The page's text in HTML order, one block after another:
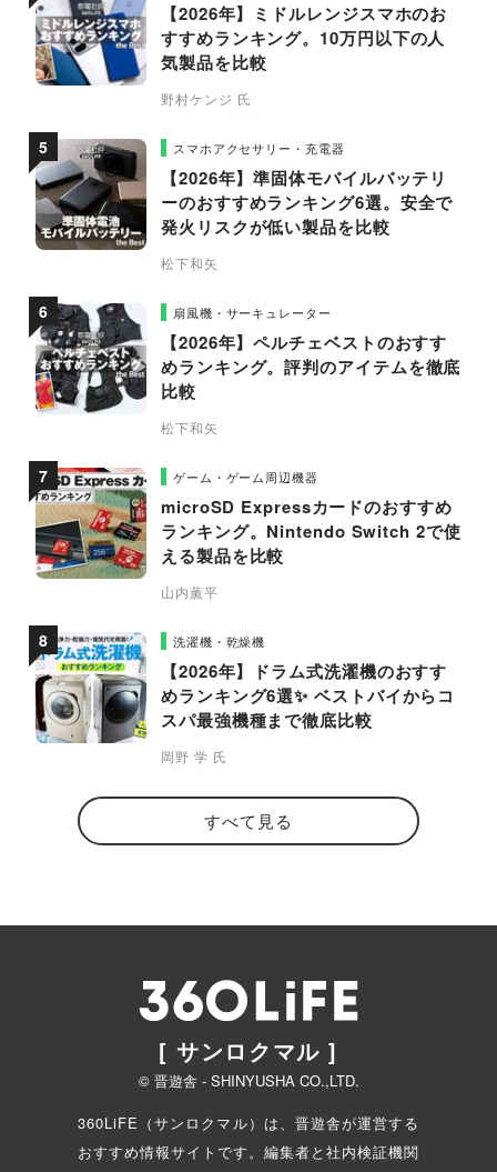
【2026年】ミドルレンジスマホのお
すすめランキング。10万円以下の人
気製品を比較
野村ケンジ 氏
スマホアクセサリー・充電器
【2026年】準固体モバイルバッテリ
ーのおすすめランキング6選。安全で
発火リスクが低い製品を比較
松下和矢
扇風機・サーキュレーター
【2026年】ペルチェベストのおすす
めランキング。評判のアイテムを徹底
比較
松下和矢
ゲーム・ゲーム周辺機器
microSD Expressカードのおすすめ
ランキング。Nintendo Switch 2で使
える製品を比較
山内薫平
洗濯機・乾燥機
【2026年】ドラム式洗濯機のおすす
めランキング6選✨ ベストバイからコ
スパ最強機種まで徹底比較
岡野 学 氏
すべて見る
[ サンロクマル ]
© 晋遊舎 - SHINYUSHA CO.,LTD.
360LiFE（サンロクマル）は、晋遊舎が運営する
おすすめ情報サイトです。編集者と社内検証機関